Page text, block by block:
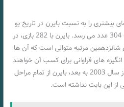
بیشتری را به نسبت بایرن در تاریخ یو
سی ال انجام داده و تعداد آن به 304 عدد می رسد. بایرن با 282 بازی، در
شانزدهمین مرتبه متوالی است که آن ها
انگیزه های فراوانی برای کسب آن خواهند
داشت. در فرم جدید یو سی ال از سال 2003 به بعد، بایرن از تمام مراحل
این بابت نداشته است.